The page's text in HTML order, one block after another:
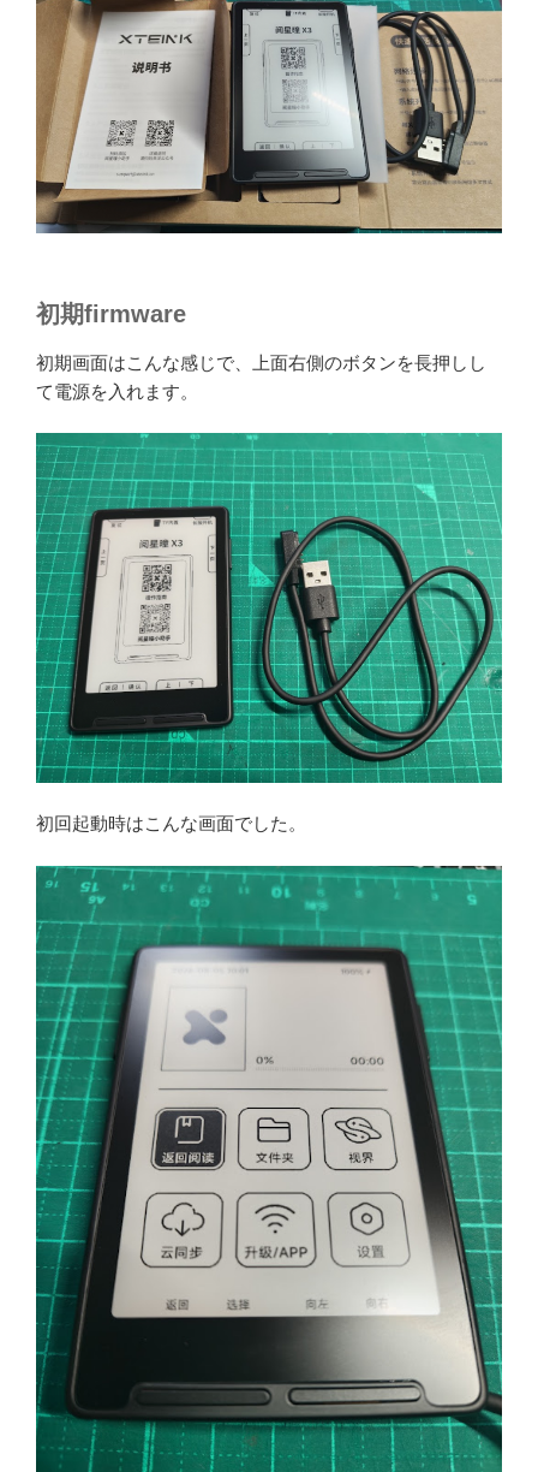
初期firmware
初期画面はこんな感じで、上面右側のボタンを長押しし
て電源を入れます。
初回起動時はこんな画面でした。